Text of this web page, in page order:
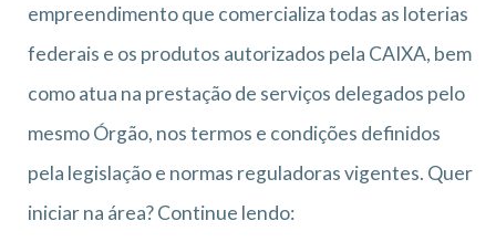
empreendimento que comercializa todas as loterias
federais e os produtos autorizados pela CAIXA, bem
como atua na prestação de serviços delegados pelo
mesmo Órgão, nos termos e condições definidos
pela legislação e normas reguladoras vigentes. Quer
iniciar na área? Continue lendo: